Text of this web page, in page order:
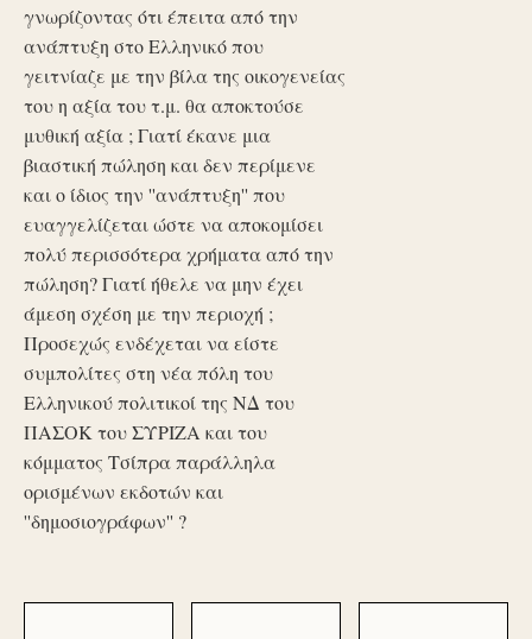
γνωρίζοντας ότι έπειτα από την
ανάπτυξη στο Ελληνικό που
γειτνίαζε με την βίλα της οικογενείας
του η αξία του τ.μ. θα αποκτούσε
μυθική αξία ; Γιατί έκανε μια
βιαστική πώληση και δεν περίμενε
και ο ίδιος την ''ανάπτυξη'' που
ευαγγελίζεται ώστε να αποκομίσει
πολύ περισσότερα χρήματα από την
πώληση? Γιατί ήθελε να μην έχει
άμεση σχέση με την περιοχή ;
Προσεχώς ενδέχεται να είστε
συμπολίτες στη νέα πόλη του
Ελληνικού πολιτικοί της ΝΔ του
ΠΑΣΟΚ του ΣΥΡΙΖΑ και του
κόμματος Τσίπρα παράλληλα
ορισμένων εκδοτών και
''δημοσιογράφων'' ?